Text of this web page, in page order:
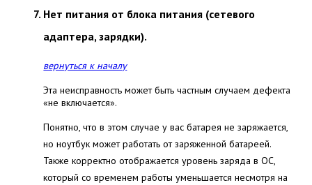
Нет питания от блока питания (сетевого
адаптера, зарядки).
вернуться к началу
Эта неисправность может быть частным случаем дефекта
«не включается».
Понятно, что в этом случае у вас батарея не заряжается,
но ноутбук может работать от заряженной батареей.
Также корректно отображается уровень заряда в ОС,
который со временем работы уменьшается несмотря на